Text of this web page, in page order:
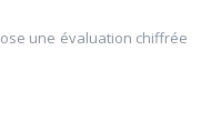
une évaluation chiffrée